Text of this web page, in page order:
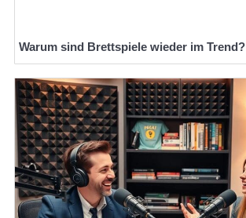
Warum sind Brettspiele wieder im Trend?